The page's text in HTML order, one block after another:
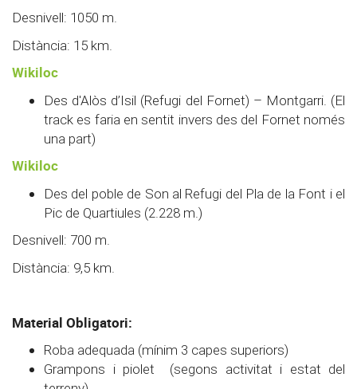
Desnivell: 1050 m.
Distància: 15 km.
Wikiloc
Des d'Alòs d’Isil (Refugi del Fornet) – Montgarri. (El
track es faria en sentit invers des del Fornet només
una part)
Wikiloc
Des del poble de Son al Refugi del Pla de la Font i el
Pic de Quartiules (2.228 m.)
Desnivell: 700 m.
Distància: 9,5 km.
Material Obligatori:
Roba adequada (mínim 3 capes superiors)
Grampons i piolet (segons activitat i estat del